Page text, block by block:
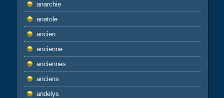
anarchie
anatole
ancien
ancienne
anciennes
anciens
andelys